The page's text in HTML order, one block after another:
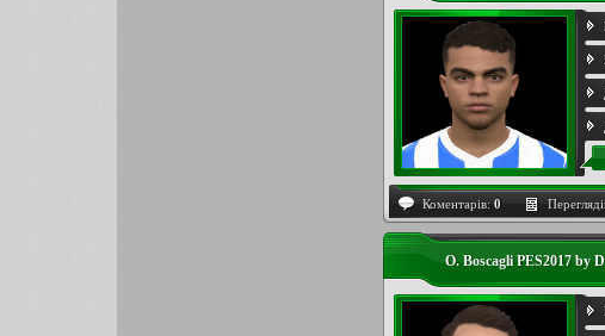
Коментарів: 0
O. Boscagli PES2017 by